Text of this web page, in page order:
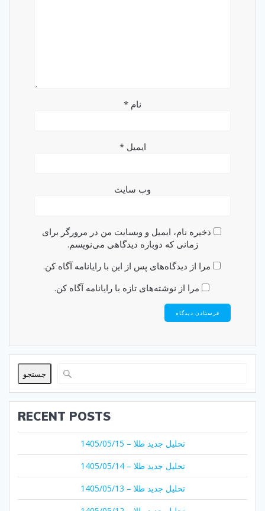
نام *
ایمیل*
وب‌ سایت
ذخیره نام، ایمیل و وبسایت من در مرورگر برای
زمانی که دوباره دیدگاهی می‌نویسم.
مرا از دیدگاه‌های پس از این با رایانامه آگاه کن.
مرا از نوشته‌های تازه با رایانامه آگاه کن.
جستجو
RECENT POSTS
تحلیل جدید طلا – 1405/05/15
تحلیل جدید طلا – 1405/05/14
تحلیل جدید طلا – 1405/05/13